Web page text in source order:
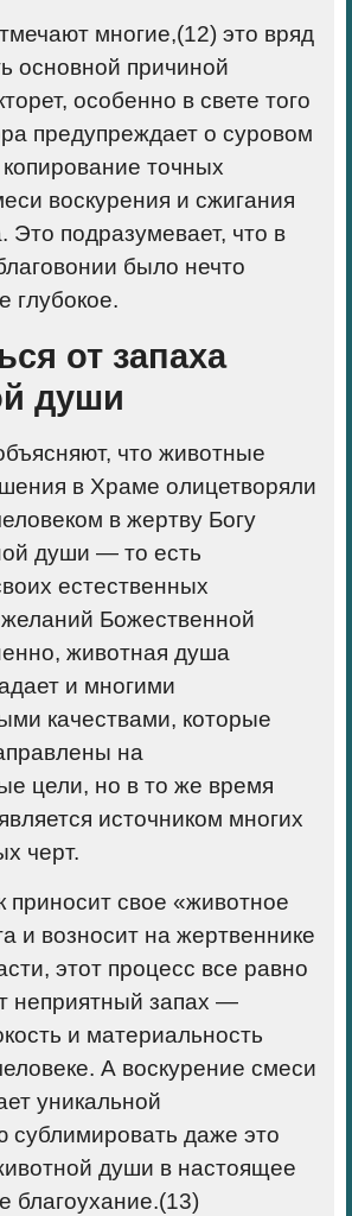
многие,(12) это вряд
основной причиной
особенно в свете того
предупреждает о суровом
точных
воскурения и сжигания
Это подразумевает, что в
было нечто
глубокое.
от запаха
души
что животные
в Храме олицетворяли
в жертву Богу
души — то есть
естественных
желаний Божественной
животная душа
и многими
качествами, которые
на
цели, но в то же время
источником многих
черт.
приносит свое «животное
и возносит на жертвеннике
этот процесс все равно
неприятный запах —
и материальность
А воскурение смеси
уникальной
сублимировать даже это
души в настоящее
благоухание.(13)